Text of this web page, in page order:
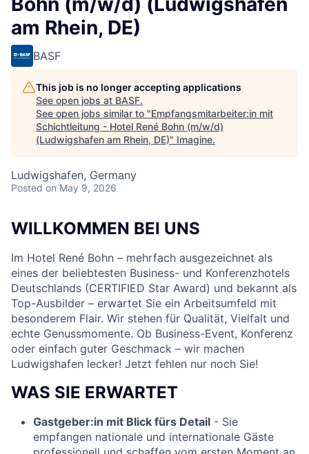
am Rhein, DE)
BASF
This job is no longer accepting applications
See open jobs at BASF.
See open jobs similar to "Empfangsmitarbeiter:in mit
Schichtleitung - Hotel René Bohn (m/w/d)
(Ludwigshafen am Rhein, DE)" Imagine.
Ludwigshafen, Germany
Posted on May 9, 2026
WILLKOMMEN BEI UNS
Im Hotel René Bohn – mehrfach ausgezeichnet als
eines der beliebtesten Business- und Konferenzhotels
Deutschlands (CERTIFIED Star Award) und bekannt als
Top-Ausbilder – erwartet Sie ein Arbeitsumfeld mit
besonderem Flair. Wir stehen für Qualität, Vielfalt und
echte Genussmomente. Ob Business-Event, Konferenz
oder einfach guter Geschmack – wir machen
Ludwigshafen lecker! Jetzt fehlen nur noch Sie!
WAS SIE ERWARTET
Gastgeber:in mit Blick fürs Detail - Sie
empfangen nationale und internationale Gäste